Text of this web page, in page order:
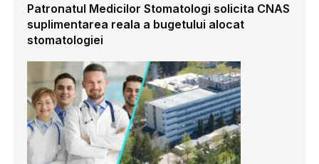
Patronatul Medicilor Stomatologi solicita CNAS
suplimentarea reala a bugetului alocat
stomatologiei